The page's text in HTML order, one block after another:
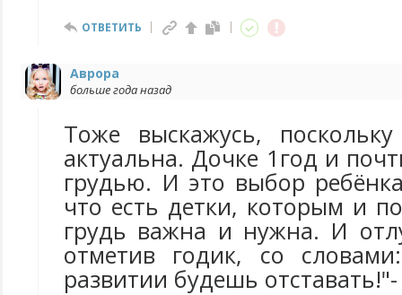
ОТВЕТИТЬ
Аврора
больше года назад
Тоже выскажусь,
актуальна. Дочке 1год и
грудью. И это выбор
что есть детки, которым и
грудь важна и нужна. И
отметив годик, со
развитии будешь